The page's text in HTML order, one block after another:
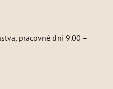
pracovné dni 9.00 –